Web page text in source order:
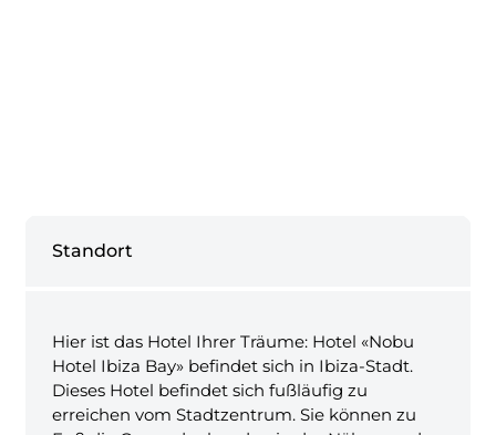
Standort
Hier ist das Hotel Ihrer Träume: Hotel «Nobu
Hotel Ibiza Bay» befindet sich in Ibiza-Stadt.
Dieses Hotel befindet sich fußläufig zu
erreichen vom Stadtzentrum. Sie können zu